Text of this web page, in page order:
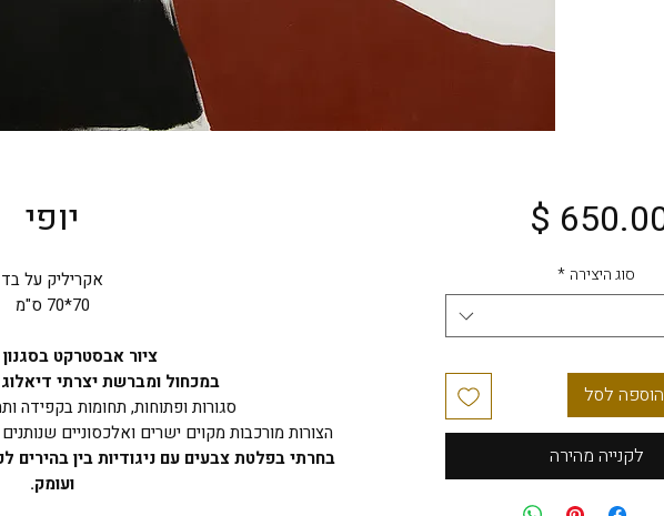
יופי
אקריליק על בד
70*70 ס"מ
ציור אבסטרקט בסגנון
במכחול ומברשת יצרתי דיאלוג
סגורות ופתוחות, תחומות בקפידה
הצורות מורכבות מקוים ישרים ואלכסוניים
בחרתי בפלטת צבעים עם ניגודיות בין בהירים
ועומק.
סוג היצירה *
הוספה לסל
לקנייה מהירה